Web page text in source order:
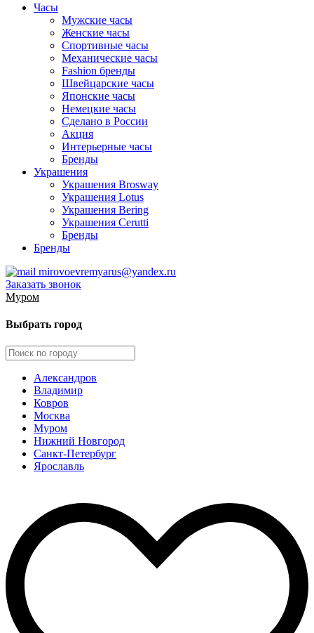
Часы
Мужские часы
Женские часы
Спортивные часы
Механические часы
Fashion бренды
Швейцарские часы
Японские часы
Немецкие часы
Сделано в России
Акция
Интерьерные часы
Бренды
Украшения
Украшения Brosway
Украшения Lotus
Украшения Bering
Украшения Cerutti
Бренды
Бренды
mirovoevremyarus@yandex.ru
Заказать звонок
Муром
Выбрать город
Александров
Владимир
Ковров
Москва
Муром
Нижний Новгород
Санкт-Петербург
Ярославль